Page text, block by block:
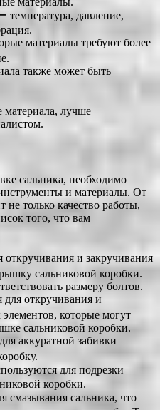
температура, давление,
материалы требуют более
также может быть
материала, лучше
сальника, необходимо
и материалы. От
не только качество работы,
того, что вам
и закручивания
сальниковой коробки.
размеру болтов.
для откручивания и
которые могут
сальниковой коробки.
аккуратной забивки
для подрезки
коробки.
смазывания сальника, что